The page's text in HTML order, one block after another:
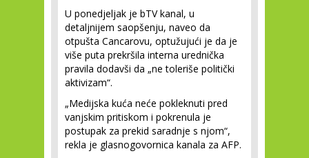
U ponedjeljak je bTV kanal, u
detaljnijem saopšenju, naveo da
otpušta Cancarovu, optužujući je da je
više puta prekršila interna urednička
pravila dodavši da „ne toleriše politički
aktivizam“.
„Medijska kuća neće pokleknuti pred
vanjskim pritiskom i pokrenula je
postupak za prekid saradnje s njom“,
rekla je glasnogovornica kanala za AFP.